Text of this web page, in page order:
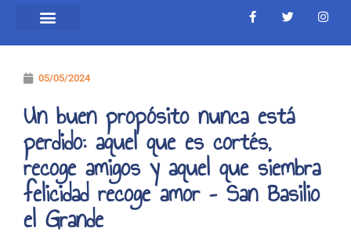
F
a
e
T
w
t
I
n
t
05/05/2024
Un buen propósito nunca está
perdido: aquel que es cortés,
recoge amigos y aquel que siembra
felicidad recoge amor – San Basilio
el Grande